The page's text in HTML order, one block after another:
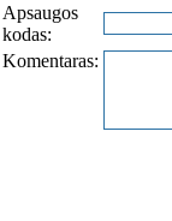
Apsaugos
kodas:
Komentaras: